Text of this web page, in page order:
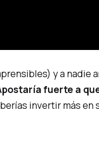
y a nadie
fuerte a
invertir más en